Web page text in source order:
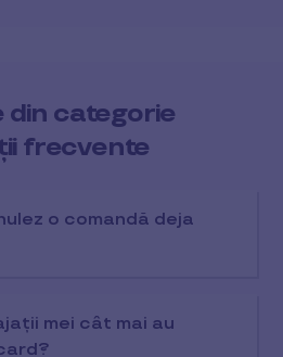
din categorie
frecvente
o comandă deja
mei cât mai au